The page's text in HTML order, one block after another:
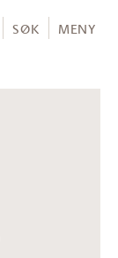
SØK MENY